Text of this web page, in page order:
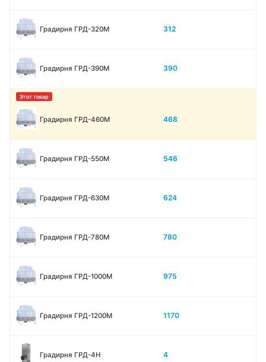
Градирня ГРД-320М 312
Градирня ГРД-390М 390
Градирня ГРД-460М 468
Градирня ГРД-550М 546
Градирня ГРД-630М 624
Градирня ГРД-780М 780
Градирня ГРД-1000М 975
Градирня ГРД-1200М 1170
Градирня ГРД-4H 4